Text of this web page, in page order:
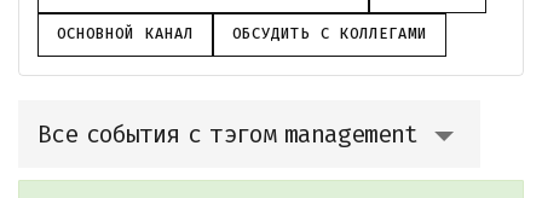
ОСНОВНОЙ КАНАЛ ОБСУДИТЬ С КОЛЛЕГАМИ
Все события с тэгом management